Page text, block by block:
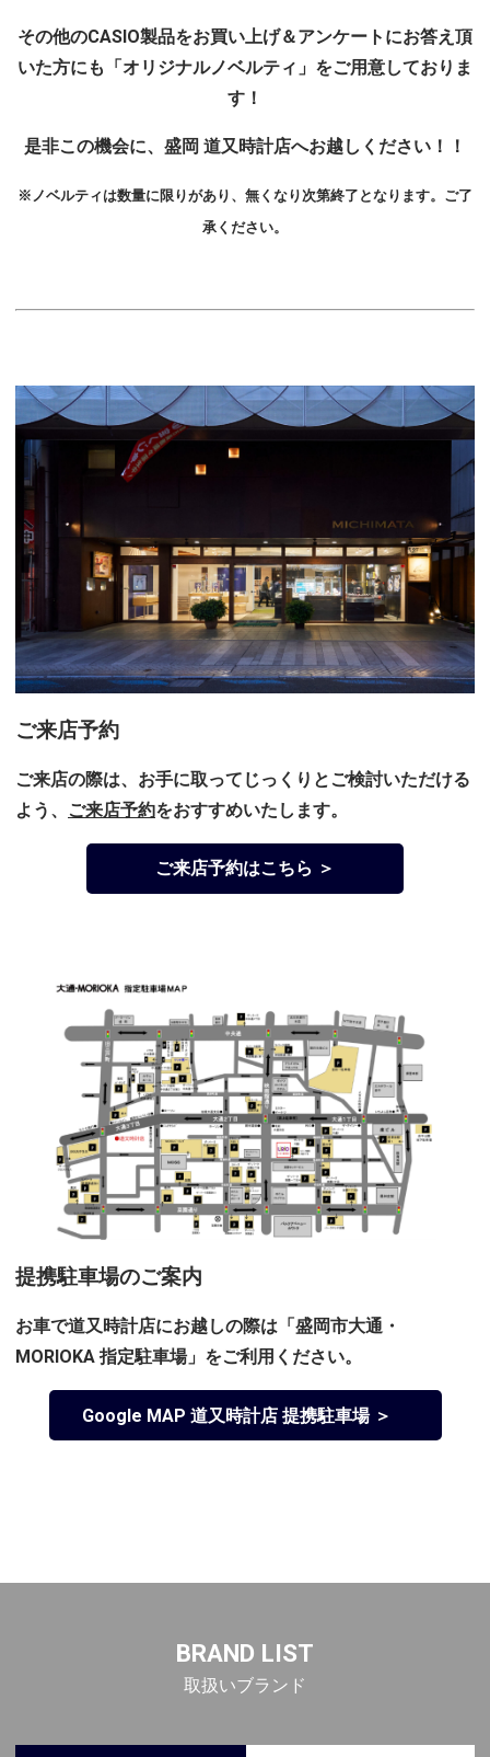
その他のCASIO製品をお買い上げ＆アンケートにお答え頂
いた方にも「オリジナルノベルティ」をご用意しておりま
す！
是非この機会に、盛岡 道又時計店へお越しください！！
※ノベルティは数量に限りがあり、無くなり次第終了となります。ご了
承ください。
ご来店予約
ご来店の際は、お手に取ってじっくりとご検討いただける
よう、
ご来店予約をおすすめいたします。
ご来店予約はこちら ＞
提携駐車場のご案内
お車で道又時計店にお越しの際は「盛岡市大通・
MORIOKA 指定駐車場」をご利用ください。
Google MAP 道又時計店 提携駐車場 ＞
BRAND LIST
取扱いブランド